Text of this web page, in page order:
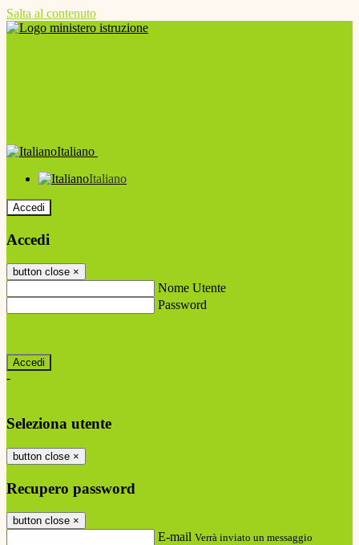
Salta al contenuto
Italiano
Italiano
Accedi
Accedi
button close ×
Nome Utente
Password
-
Seleziona utente
button close ×
Recupero password
button close ×
E-mail Verrà inviato un messaggio